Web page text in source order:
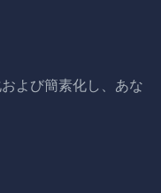
よび簡素化し、あな